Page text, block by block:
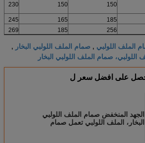
150
150
230
185
165
245
256
185
269
الملف اللولبي , صمام الملف اللولبي البخار ,
اللولبي، صمام الملف اللولبي البخار
على افضل سعر ل
الجهد المنخفض صمام الملف اللولبي
البخار، الملف اللولبي تعمل صمام